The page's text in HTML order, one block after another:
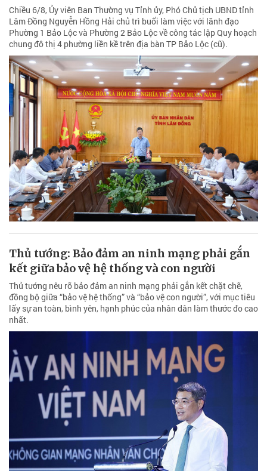
Chiều 6/8, Ủy viên Ban Thường vụ Tỉnh ủy, Phó Chủ tịch UBND tỉnh
Lâm Đồng Nguyễn Hồng Hải chủ trì buổi làm việc với lãnh đạo
Phường 1 Bảo Lộc và Phường 2 Bảo Lộc về công tác lập Quy hoạch
chung đô thị 4 phường liền kề trên địa bàn TP Bảo Lộc (cũ).
Thủ tướng: Bảo đảm an ninh mạng phải gắn
kết giữa bảo vệ hệ thống và con người
Thủ tướng nêu rõ bảo đảm an ninh mạng phải gắn kết chặt chẽ,
đồng bộ giữa “bảo vệ hệ thống” và “bảo vệ con người”, với mục tiêu
lấy sự an toàn, bình yên, hạnh phúc của nhân dân làm thước đo cao
nhất.